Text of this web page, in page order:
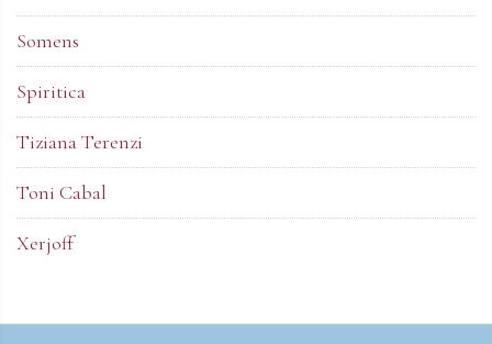
Somens
Spiritica
Tiziana Terenzi
Toni Cabal
Xerjoff